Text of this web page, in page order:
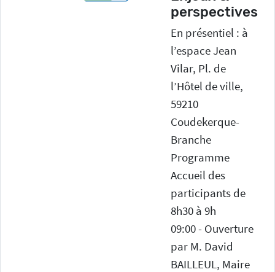
perspectives
En présentiel : à
l’espace Jean
Vilar, Pl. de
l’Hôtel de ville,
59210
Coudekerque-
Branche
Programme
Accueil des
participants de
8h30 à 9h
09:00 - Ouverture
par M. David
BAILLEUL, Maire